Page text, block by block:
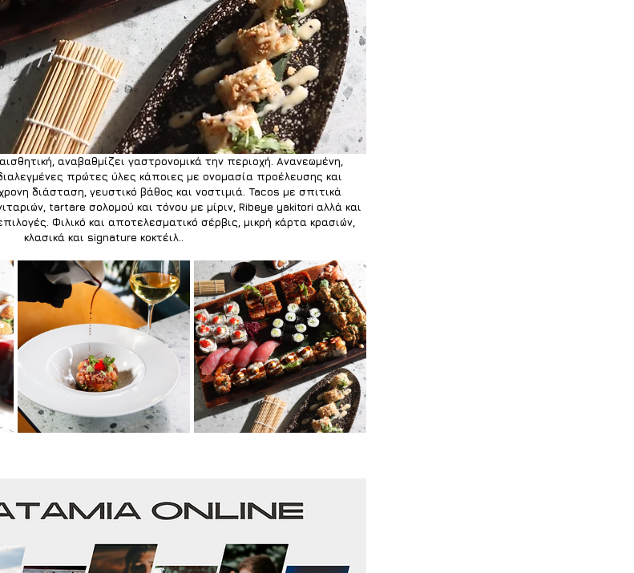
αναβαθμίζει γαστρονομικά την περιοχή. Ανανεωμένη,
πρώτες ύλες κάποιες με ονομασία προέλευσης και
διάσταση, γευστικό βάθος και νοστιμιά. Tacos με σπιτικά
tartare σολομού και τόνου με μίριν, Ribeye yakitori αλλά και
Φιλικό και αποτελεσματικό σέρβις, μικρή κάρτα κρασιών,
κλασικά και signature κοκτέιλ..